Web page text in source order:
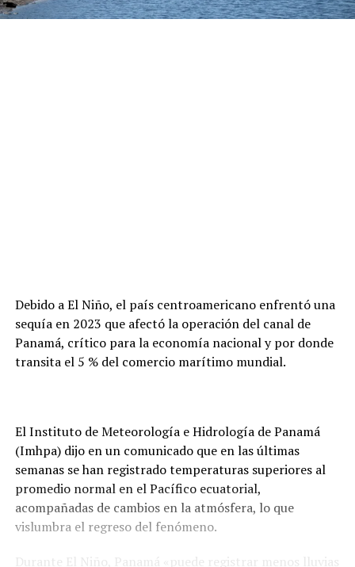
Debido a El Niño, el país centroamericano enfrentó una
sequía en 2023 que afectó la operación del canal de
Panamá, crítico para la economía nacional y por donde
transita el 5 % del comercio marítimo mundial.
El Instituto de Meteorología e Hidrología de Panamá
(Imhpa) dijo en un comunicado que en las últimas
semanas se han registrado temperaturas superiores al
promedio normal en el Pacífico ecuatorial,
acompañadas de cambios en la atmósfera, lo que
vislumbra el regreso del fenómeno.
Durante El Niño, Panamá «puede registrar menos lluvias